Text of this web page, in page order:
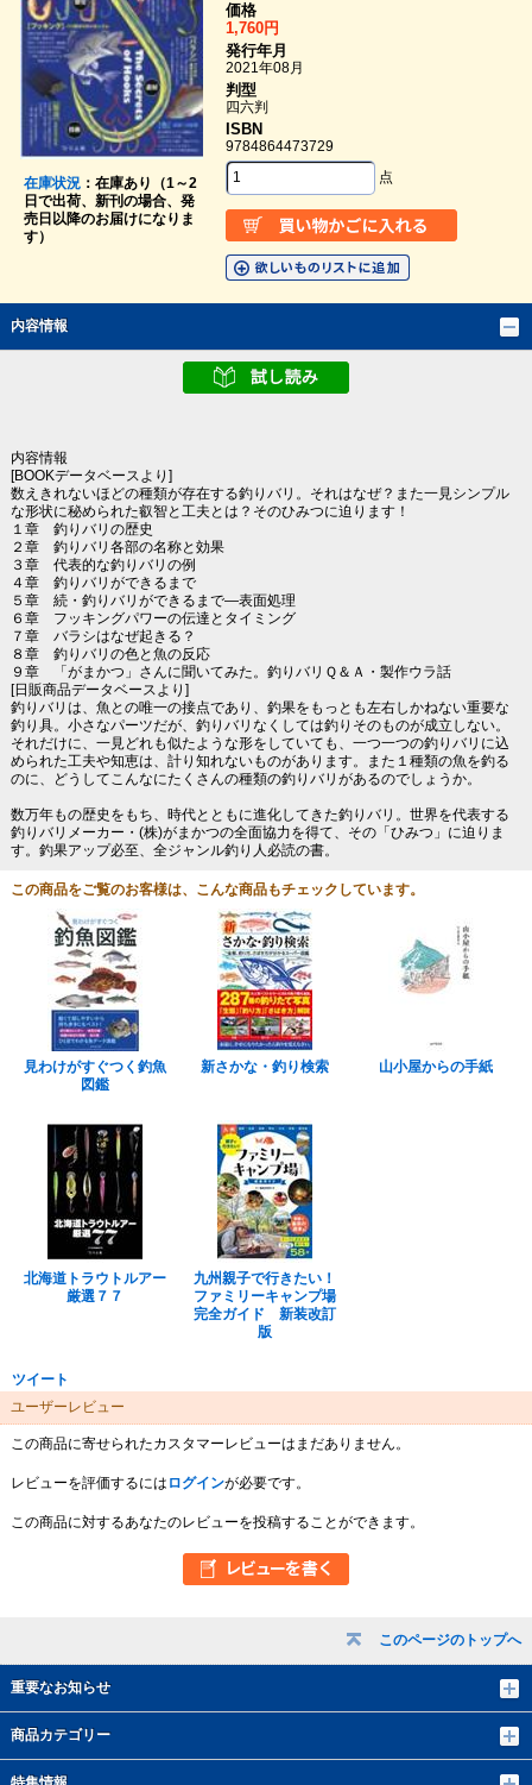
このページのトップへ
重要なお知らせ
商品カテゴリー
在庫状況：在庫あり（1～2
日で出荷、新刊の場合、発
売日以降のお届けになりま
す）
価格
1,760円
発行年月
2021年08月
判型
四六判
ISBN
9784864473729
点
内容情報
内容情報
[BOOKデータベースより]
数えきれないほどの種類が存在する釣りバリ。それはなぜ？また一見シンプル
な形状に秘められた叡智と工夫とは？そのひみつに迫ります！
１章 釣りバリの歴史
２章 釣りバリ各部の名称と効果
３章 代表的な釣りバリの例
４章 釣りバリができるまで
５章 続・釣りバリができるまで―表面処理
６章 フッキングパワーの伝達とタイミング
７章 バラシはなぜ起きる？
８章 釣りバリの色と魚の反応
９章 「がまかつ」さんに聞いてみた。釣りバリＱ＆Ａ・製作ウラ話
[日販商品データベースより]
釣りバリは、魚との唯一の接点であり、釣果をもっとも左右しかねない重要な
釣り具。小さなパーツだが、釣りバリなくしては釣りそのものが成立しない。
それだけに、一見どれも似たような形をしていても、一つ一つの釣りバリに込
められた工夫や知恵は、計り知れないものがあります。また１種類の魚を釣る
のに、どうしてこんなにたくさんの種類の釣りバリがあるのでしょうか。
数万年もの歴史をもち、時代とともに進化してきた釣りバリ。世界を代表する
釣りバリメーカー・(株)がまかつの全面協力を得て、その「ひみつ」に迫りま
す。釣果アップ必至、全ジャンル釣り人必読の書。
この商品をご覧のお客様は、こんな商品もチェックしています。
見わけがすぐつく釣魚
図鑑
新さかな・釣り検索 山小屋からの手紙
北海道トラウトルアー
厳選７７
九州親子で行きたい！
ファミリーキャンプ場
完全ガイド 新装改訂
版
ツイート
ユーザーレビュー
この商品に寄せられたカスタマーレビューはまだありません。
レビューを評価するには ログインが必要です。
この商品に対するあなたのレビューを投稿することができます。